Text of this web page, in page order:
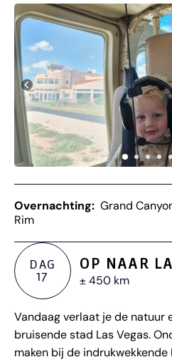
Overnachting: Grand
Rim
DAG
17
OP NAAR
± 450 km
Vandaag verlaat je de natuur
bruisende stad Las Vegas.
maken bij de indrukwekkende